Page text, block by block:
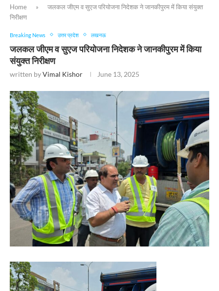
Home »
जलकल जीएम व सुएज परियोजना निदेशक ने जानकीपुरम में किया संयुक्त
निरीक्षण
Breaking News उत्तर प्रदेश लखनऊ
जलकल जीएम व सुएज परियोजना निदेशक ने जानकीपुरम में किया
संयुक्त निरीक्षण
written byVimal Kishor June 13, 2025